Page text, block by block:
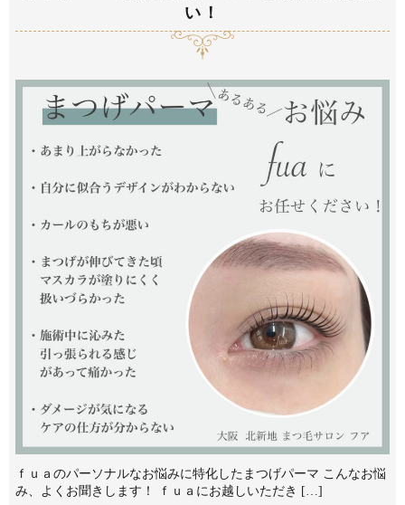
い！
ｆｕａのパーソナルなお悩みに特化したまつげパーマ こんなお悩
み、よくお聞きします！⁡ ｆｕａにお越しいただき⁡ […]